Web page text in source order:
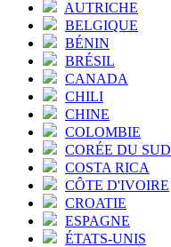
AUTRICHE
BELGIQUE
BÉNIN
BRÉSIL
CANADA
CHILI
CHINE
COLOMBIE
CORÉE DU SUD
COSTA RICA
CÔTE D'IVOIRE
CROATIE
ESPAGNE
ÉTATS-UNIS